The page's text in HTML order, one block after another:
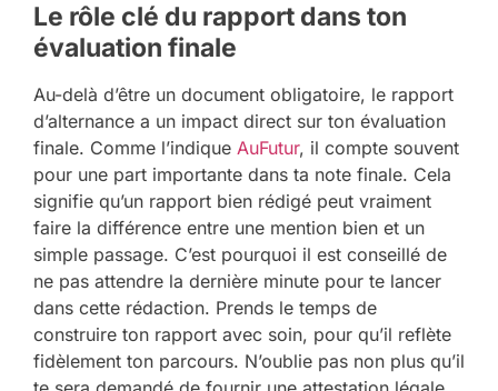
Le rôle clé du rapport dans ton
évaluation finale
Au-delà d’être un document obligatoire, le rapport
d’alternance a un impact direct sur ton évaluation
finale. Comme l’indique AuFutur, il compte souvent
pour une part importante dans ta note finale. Cela
signifie qu’un rapport bien rédigé peut vraiment
faire la différence entre une mention bien et un
simple passage. C’est pourquoi il est conseillé de
ne pas attendre la dernière minute pour te lancer
dans cette rédaction. Prends le temps de
construire ton rapport avec soin, pour qu’il reflète
fidèlement ton parcours. N’oublie pas non plus qu’il